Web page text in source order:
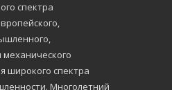
спектра
механического
широкого спектра
Многолетний